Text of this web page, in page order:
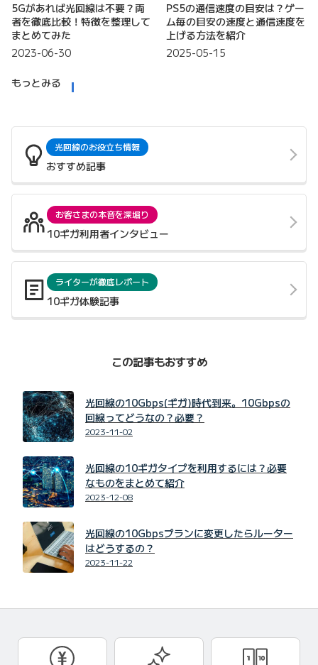
5Gがあれば光回線は不要？両
者を徹底比較！特徴を整理して
まとめてみた
2023-06-30
PS5の通信速度の目安は？ゲー
ム毎の目安の速度と通信速度を
上げる方法を紹介
2025-05-15
もっとみる
光回線のお役立ち情報
おすすめ記事
お客さまの本音を深堀り
10ギガ利用者インタビュー
ライターが徹底レポート
10ギガ体験記事
この記事もおすすめ
光回線の10Gbps(ギガ)時代到来。10Gbpsの
回線ってどうなの？必要？
2023-11-02
光回線の10ギガタイプを利用するには？必要
なものをまとめて紹介
2023-12-08
光回線の10Gbpsプランに変更したらルーター
はどうするの？
2023-11-22